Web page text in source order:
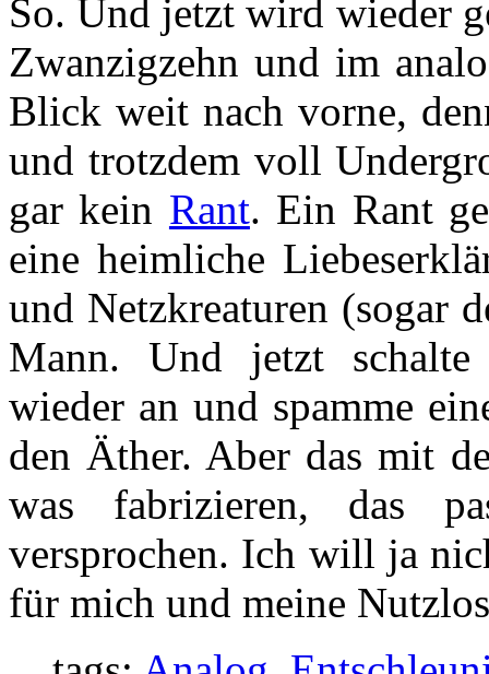
So. Und jetzt wird wieder
Zwanzigzehn und im
Blick weit nach vorne,
und trotzdem voll
gar kein Rant. Ein Rant
eine heimliche
und Netzkreaturen (sogar
Mann. Und jetzt
wieder an und spamme
den Äther. Aber das mit
was fabrizieren, das
versprochen. Ich will ja
für mich und meine